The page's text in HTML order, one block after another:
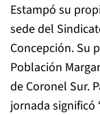
Estampó su
sede del
Concepción. Su
Población
de Coronel Sur.
jornada significó